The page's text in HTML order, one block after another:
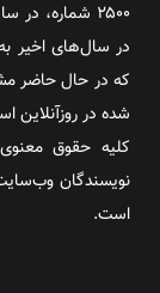
در سال‌های اخیر
که در حال حاضر
شده در روزآنلاین
کلیه حقوق
نویسندگان وب‌سایت
است.